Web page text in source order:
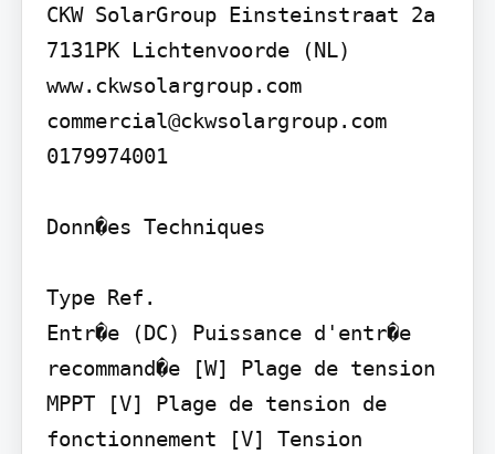
CKW SolarGroup Einsteinstraat 2a
7131PK Lichtenvoorde (NL)
www.ckwsolargroup.com
commercial@ckwsolargroup.com
0179974001
Donn�es Techniques
Type Ref.
Entr�e (DC) Puissance d'entr�e
recommand�e [W] Plage de tension
MPPT [V] Plage de tension de
fonctionnement [V] Tension